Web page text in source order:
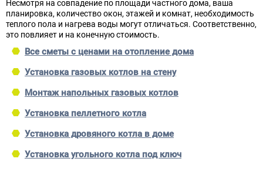
Несмотря на совпадение по площади частного дома, ваша
планировка, количество окон, этажей и комнат, необходимость
теплого пола и нагрева воды могут отличаться. Соответственно,
это повлияет и на конечную стоимость.
Все сметы с ценами на отопление дома
Установка газовых котлов на стену
Монтаж напольных газовых котлов
Установка пеллетного котла
Установка дровяного котла в доме
Установка угольного котла под ключ